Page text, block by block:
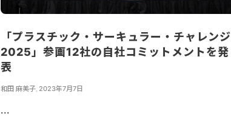
「プラスチック・サーキュラー・チャレンジ
2025」参画12社の自社コミットメントを発
表
和田 麻美子, 2023年7月7日
...